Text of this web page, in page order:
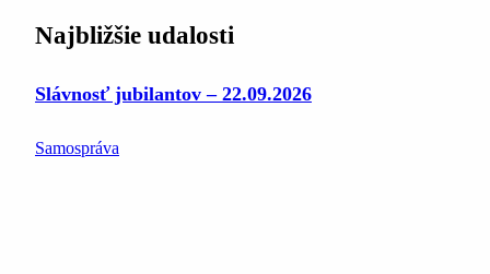
Najbližšie udalosti
Slávnosť jubilantov – 22.09.2026
Samospráva